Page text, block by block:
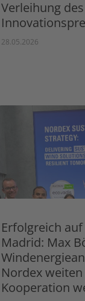
Verleihung
28.05.2026
Erfolgreich
Madrid: Max
Nordex
Kooperation